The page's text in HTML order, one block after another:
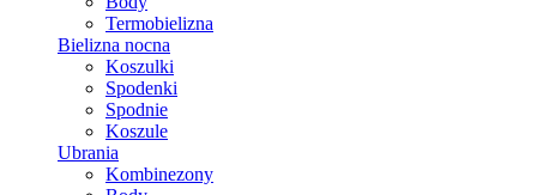
Termobielizna
Bielizna nocna
Koszulki
Spodenki
Spodnie
Koszule
Ubrania
Kombinezony